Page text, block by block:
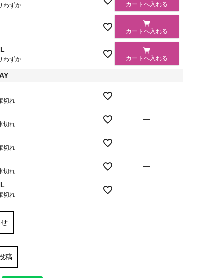
わずか カートへ入れる
カートへ入れる
わずか カートへ入れる
切れ
—
切れ
—
切れ
—
切れ
—
切れ
—
稿